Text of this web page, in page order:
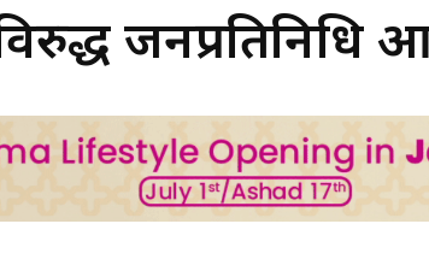
जनप्रतिनिधि